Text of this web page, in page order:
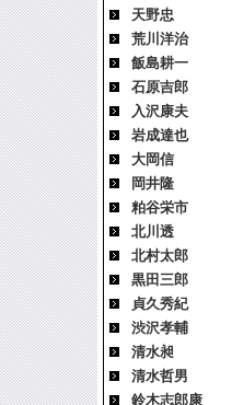
天野忠
荒川洋治
飯島耕一
石原吉郎
入沢康夫
岩成達也
大岡信
岡井隆
粕谷栄市
北川透
北村太郎
黒田三郎
貞久秀紀
渋沢孝輔
清水昶
清水哲男
鈴木志郎康